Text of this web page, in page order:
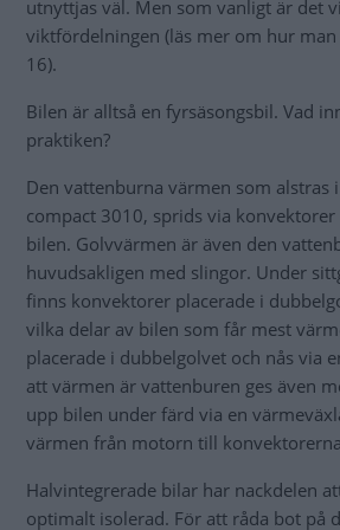
utnyttjas väl. Men som vanligt är det
viktfördelningen (läs mer om hur
16).
Bilen är alltså en fyrsäsongsbil. Vad
praktiken?
Den vattenburna värmen som alstras
compact 3010, sprids via
bilen. Golvvärmen är även den
huvudsakligen med slingor. Under
finns konvektorer placerade i
vilka delar av bilen som får mest
placerade i dubbelgolvet och nås via
att värmen är vattenburen ges även
upp bilen under färd via en
värmen från motorn till
Halvintegrerade bilar har nackdelen
optimalt isolerad. För att råda bot på